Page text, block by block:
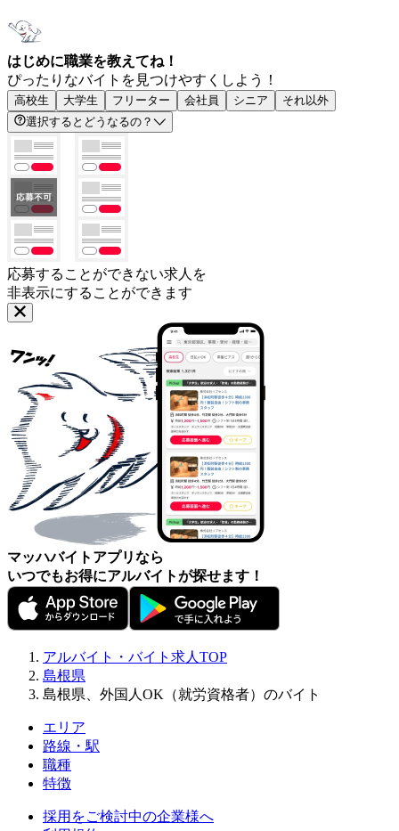
はじめに職業を教えてね！
ぴったりなバイトを見つけやすくしよう！
高校生 大学生 フリーター 会社員 シニア
それ以外
選択するとどうなるの？
応募することができない求人を
非表示にすることができます
マッハバイトアプリなら
いつでもお得にアルバイトが探せます！
アルバイト・バイト求人TOP
島根県
島根県、外国人OK（就労資格者）のバイト
エリア
路線・駅
職種
特徴
採用をご検討中の企業様へ